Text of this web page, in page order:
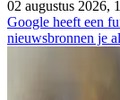
02 augustus 2026,
Google heeft een
nieuwsbronnen je